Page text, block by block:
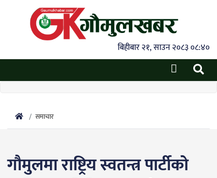
बिहीबार २१, साउन २०८३ ०८:४०
समाचार
गौमुलमा राष्ट्रिय स्वतन्त्र पार्टीको